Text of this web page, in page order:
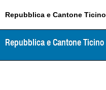
Repubblica e Cantone Ticino
Repubblica e Cantone Ticino